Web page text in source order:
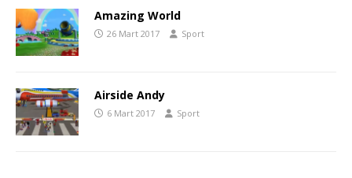
Amazing World
26 Mart 2017 Sport
Airside Andy
6 Mart 2017 Sport